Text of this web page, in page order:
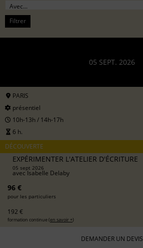
Filtrer
05 SEPT. 2026
PARIS
présentiel
10h-13h / 14h-17h
6 h.
DÉCOUVERTE
EXPÉRIMENTER L'ATELIER D'ÉCRITURE
05 sept 2026
avecIsabelle Delaby
96 €
pour les particuliers
192 €
formation continue (en savoir +)
DEMANDER UN DEVIS